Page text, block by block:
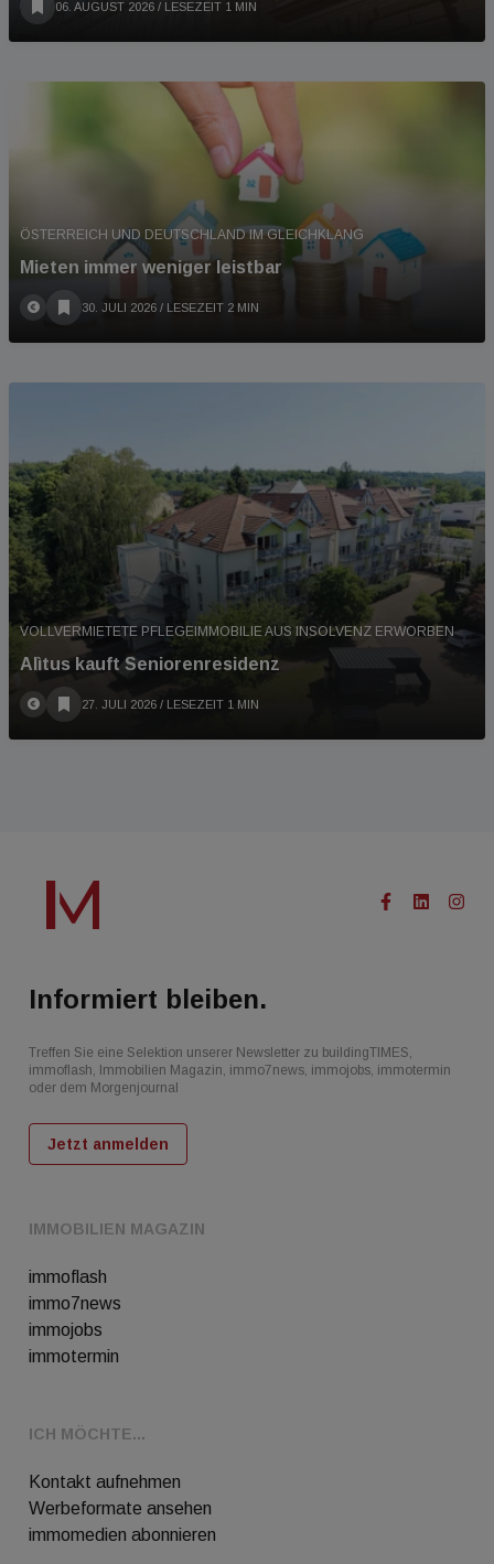
06. AUGUST 2026 / LESEZEIT 1 MIN
ÖSTERREICH UND DEUTSCHLAND IM GLEICHKLANG
Mieten immer weniger leistbar
30. JULI 2026 / LESEZEIT 2 MIN
VOLLVERMIETETE PFLEGEIMMOBILIE AUS INSOLVENZ ERWORBEN
Alìtus kauft Seniorenresidenz
27. JULI 2026 / LESEZEIT 1 MIN
IMMOBILIEN MAGAZIN
immoflash
immo7news
immojobs
immotermin
ICH MÖCHTE...
Kontakt aufnehmen
Werbeformate ansehen
immomedien abonnieren
Informiert bleiben.
Treffen Sie eine Selektion unserer Newsletter zu buildingTIMES,
immoflash, Immobilien Magazin, immo7news, immojobs, immotermin
oder dem Morgenjournal
Jetzt anmelden